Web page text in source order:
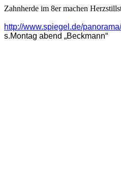
Zahnherde im 8er machen
http://www.spiegel.de/
s.Montag abend „Beckmann“